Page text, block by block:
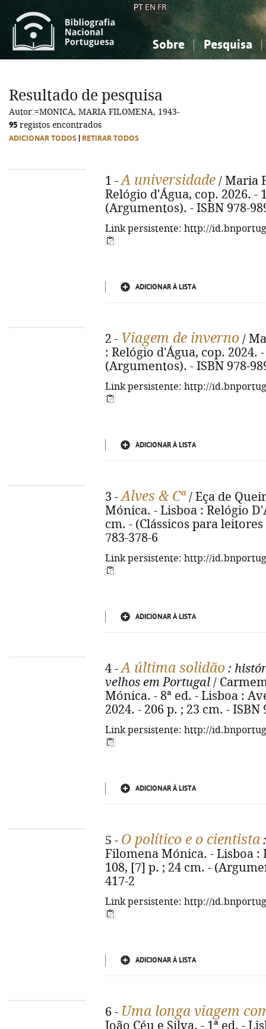
PT EN FR
Sobre Pesquisa
Ciências sociais...
Arte, desporto...
Ciências sociais...
Arte, desporto...
Resultado de pesquisa
Autor:=MONICA, MARIA FILOMENA, 1943-
95 registos encontrados
ADICIONAR TODOS RETIRAR TODOS
1 -A universidade / Maria
Relógio d'Água, cop. 2026. -
(Argumentos). - ISBN 978-
Link persistente: http://
ADICIONAR À LISTA
2 - Viagem de inverno /
: Relógio d'Água, cop. 2024.
(Argumentos). - ISBN 978-
Link persistente: http://
ADICIONAR À LISTA
3 -Alves & Cª/ Eça de
Mónica. - Lisboa : Relógio
cm. - (Clássicos para
783-378-6
Link persistente: http://
ADICIONAR À LISTA
4 -A última solidão :
velhos em Portugal /
Mónica. - 8ª ed. - Lisboa :
2024. - 206 p. ; 23 cm. - ISBN
Link persistente: http://
ADICIONAR À LISTA
5 - O político e o cientista
Filomena Mónica. - Lisboa :
108, [7] p. ; 24 cm. -
417-2
Link persistente: http://
ADICIONAR À LISTA
6 - Uma longa viagem
João Céu e Silva. - 1ª ed. -